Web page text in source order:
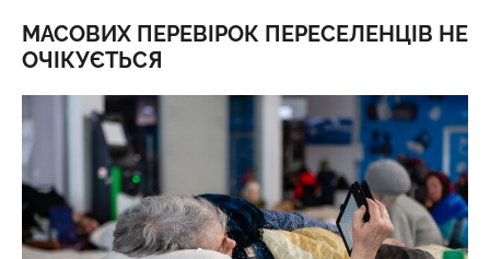
МАСОВИХ ПЕРЕВІРОК ПЕРЕСЕЛЕНЦІВ НЕ
ОЧІКУЄТЬСЯ